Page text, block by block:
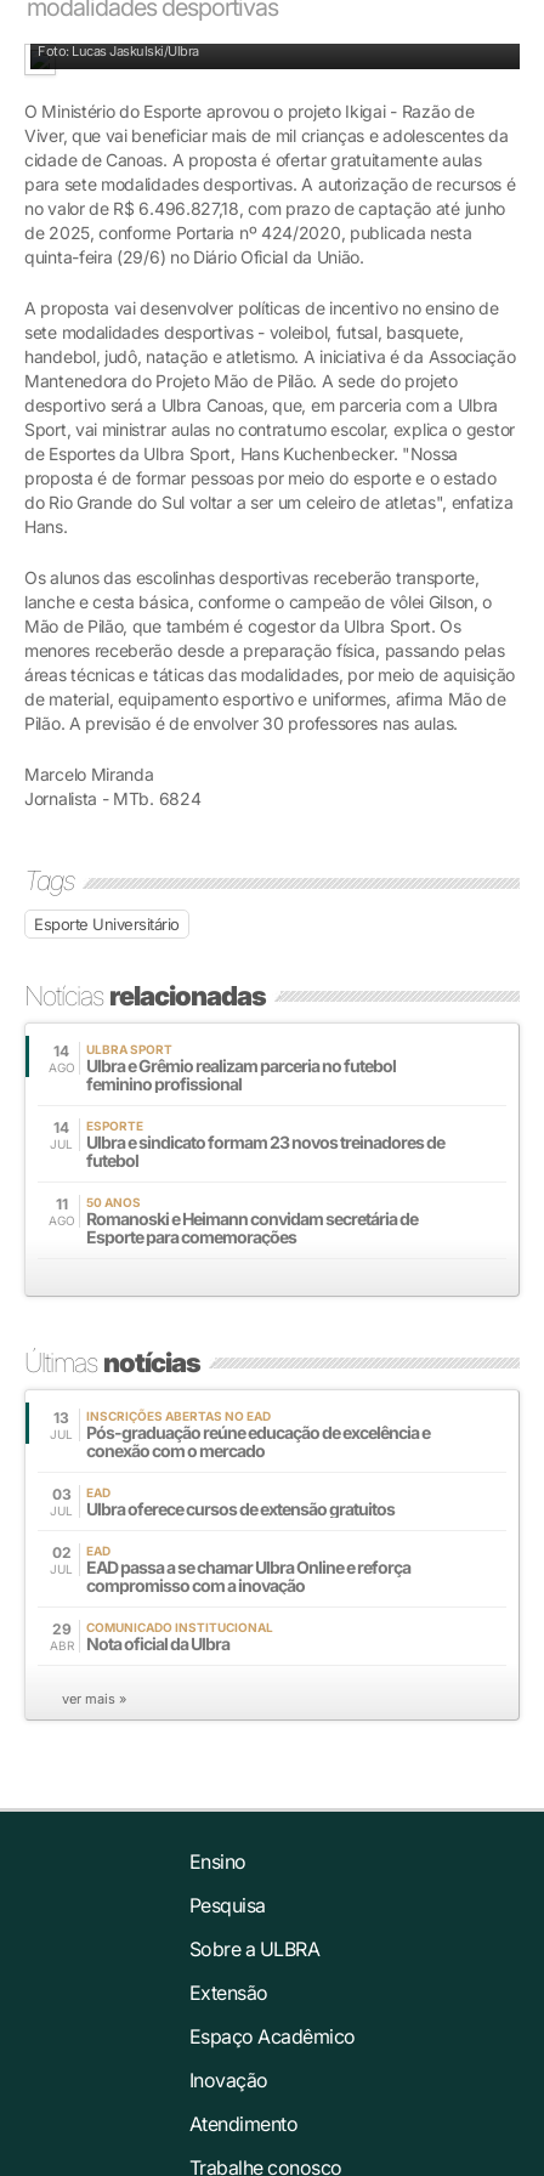
modalidades desportivas
Foto: Lucas Jaskulski/Ulbra
O Ministério do Esporte aprovou o projeto Ikigai - Razão de
Viver, que vai beneficiar mais de mil crianças e adolescentes da
cidade de Canoas. A proposta é ofertar gratuitamente aulas
para sete modalidades desportivas. A autorização de recursos é
no valor de R$ 6.496.827,18, com prazo de captação até junho
de 2025, conforme Portaria nº 424/2020, publicada nesta
quinta-feira (29/6) no Diário Oficial da União.
A proposta vai desenvolver políticas de incentivo no ensino de
sete modalidades desportivas - voleibol, futsal, basquete,
handebol, judô, natação e atletismo. A iniciativa é da Associação
Mantenedora do Projeto Mão de Pilão. A sede do projeto
desportivo será a Ulbra Canoas, que, em parceria com a Ulbra
Sport, vai ministrar aulas no contraturno escolar, explica o gestor
de Esportes da Ulbra Sport, Hans Kuchenbecker. "Nossa
proposta é de formar pessoas por meio do esporte e o estado
do Rio Grande do Sul voltar a ser um celeiro de atletas", enfatiza
Hans.
Os alunos das escolinhas desportivas receberão transporte,
lanche e cesta básica, conforme o campeão de vôlei Gilson, o
Mão de Pilão, que também é cogestor da Ulbra Sport. Os
menores receberão desde a preparação física, passando pelas
áreas técnicas e táticas das modalidades, por meio de aquisição
de material, equipamento esportivo e uniformes, afirma Mão de
Pilão. A previsão é de envolver 30 professores nas aulas.
Marcelo Miranda
Jornalista - MTb. 6824
Tags
Esporte Universitário
Notíciasrelacionadas
14
AGO
ULBRA SPORT
Ulbra e Grêmio realizam parceria no futebol
feminino profissional
14
JUL
ESPORTE
Ulbra e sindicato formam 23 novos treinadores de
futebol
11
AGO
50 ANOS
Romanoski e Heimann convidam secretária de
Esporte para comemorações
Últimasnotícias
13
JUL
INSCRIÇÕES ABERTAS NO EAD
Pós-graduação reúne educação de excelência e
conexão com o mercado
03
JUL
EAD
Ulbra oferece cursos de extensão gratuitos
02
JUL
EAD
EAD passa a se chamar Ulbra Online e reforça
compromisso com a inovação
29
ABR
COMUNICADO INSTITUCIONAL
Nota oficial da Ulbra
ver mais »
Ensino
Pesquisa
Sobre a ULBRA
Extensão
Espaço Acadêmico
Inovação
Atendimento
Trabalhe conosco